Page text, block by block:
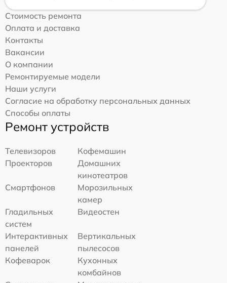
Стоимость ремонта
Оплата и доставка
Контакты
Вакансии
О компании
Ремонтируемые модели
Наши услуги
Согласие на обработку персональных данных
Способы оплаты
Ремонт устройств
Телевизоров
Кофемашин
Проекторов
Домашних
кинотеатров
Смартфонов
Морозильных
камер
Гладильных
систем
Видеостен
Интерактивных
панелей
Вертикальных
пылесосов
Кофеварок
Кухонных
комбайнов